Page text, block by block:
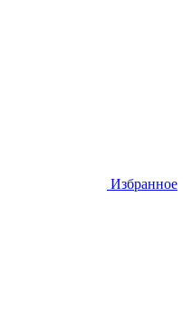
Избранное